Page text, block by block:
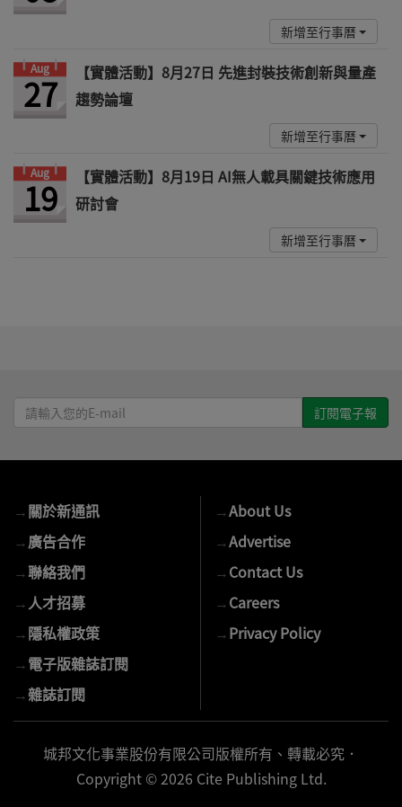
新增至行事曆
Aug
27
【實體活動】8月27日 先進封裝技術創新與量產
趨勢論壇
新增至行事曆
Aug
19
【實體活動】8月19日 AI無人載具關鍵技術應用
研討會
新增至行事曆
請
輸
E-
mail
→關於新通訊
→廣告合作
→聯絡我們
→ 人才招募
→隱私權政策
→電子版雜誌訂閱
→雜誌訂閱
→About Us
→Advertise
→Contact Us
→Careers
→Privacy Policy
城邦文化事業股份有限公司版權所有、轉載必究．
Copyright © 2026 Cite Publishing Ltd.